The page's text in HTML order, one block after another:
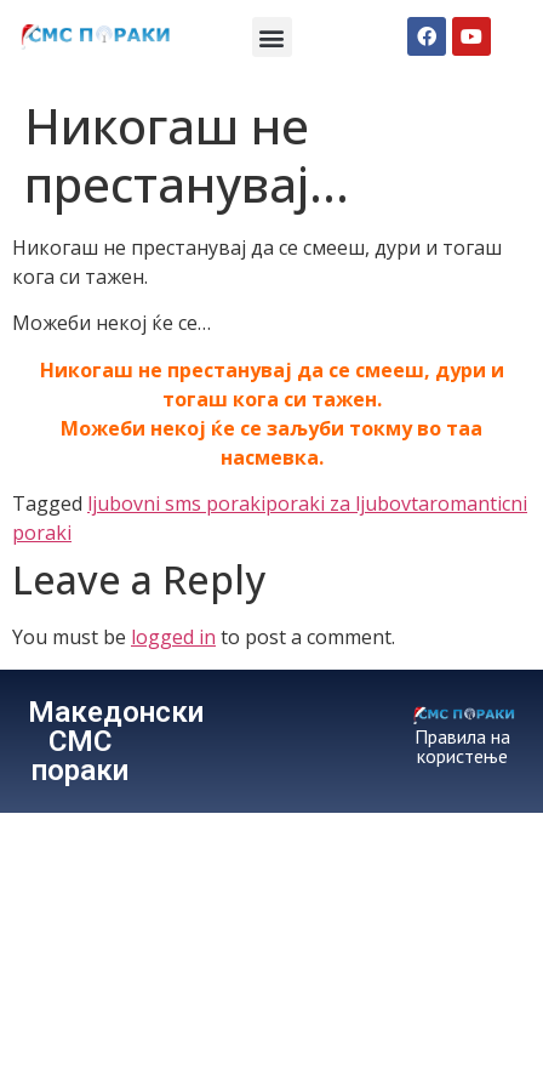
Никогаш не
престанувај…
Никогаш не престанувај да се смееш, дури и тогаш
кога си тажен.
Можеби некој ќе се…
Никогаш не престанувај да се смееш, дури и
тогаш кога си тажен.
Можеби некој ќе се заљуби токму во таа
насмевка.
Tagged ljubovni sms porakiporaki za ljubovtaromanticni
poraki
Leave a Reply
You must be logged in to post a comment.
Македонски
СМС
пораки
Правила на
користење